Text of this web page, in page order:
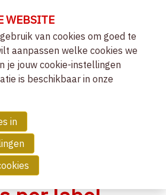
OVER VVCEPC
CLIËNTGERICHT-EXPERIËNTIEEL
NIEUWS
OVERZICHT ACTIVITEITEN
NIEUWS
COMMUNITY
WEBSITE
van cookies om goed te
aanpassen welke cookies we
je jouw cookie-instellingen
is beschikbaar in onze
in